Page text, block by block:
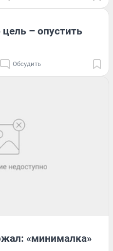
– опустить
Обсудить
«минималка»